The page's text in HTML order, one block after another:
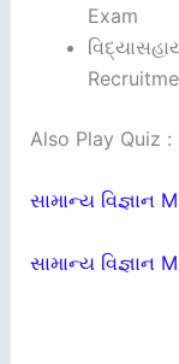
Exam
Also Play Quiz :
સામાન્ય વિજ્ઞાન
સામાન્ય વિજ્ઞાન